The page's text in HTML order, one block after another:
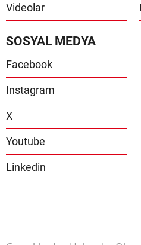
Videolar
SOSYAL MEDYA
Facebook
Instagram
X
Youtube
Linkedin